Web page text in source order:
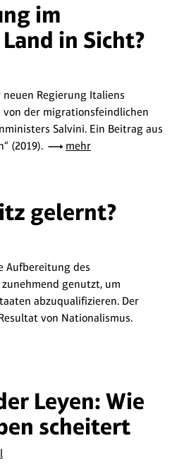
im
in Sicht?
neuen Regierung Italiens
der migrationsfeindlichen
Salvini. Ein Beitrag aus
(2019).
mehr
gelernt?
Aufbereitung des
genutzt, um
abzuqualifizieren. Der
von Nationalismus.
Leyen: Wie
scheitert